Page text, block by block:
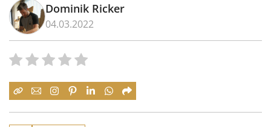
Dominik Ricker
04.03.2022